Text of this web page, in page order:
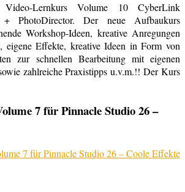
Lernkurs Volume 10 CyberLink
PhotoDirector. Der neue Aufbaukurs
Workshop-Ideen, kreative Anregungen
Effekte, kreative Ideen in Form von
zur schnellen Bearbeitung mit eigenen
zahlreiche Praxistipps u.v.m.!! Der Kurs
7 für Pinnacle Studio 26 –